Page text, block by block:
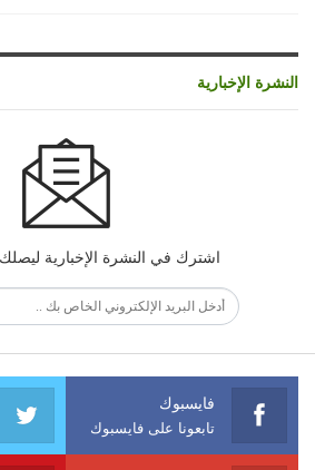
النشرة الإخبارية
اشترك في النشرة الإخبارية ليصلك
فايسبوك
تابعونا على فايسبوك